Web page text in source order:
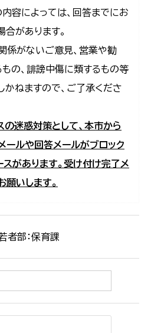
内容によっては、回答までにお
があります。
係がないご意見、営業や勧
もの、誹謗中傷に類するもの等
かねますので、ご了承くださ
の迷惑対策として、本市から
ールや回答メールがブロック
スがあります。受け付け完了メ
いします。
者部：保育課